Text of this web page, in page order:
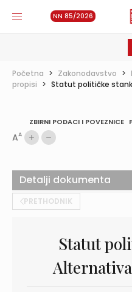
NN 85/2026
Početna > Zakonodavstvo >
propisi > Statut političke
ZBIRNI PODACI I POVEZNICE
AA
PRETHODNIK
Statut
Detalji dokumenta